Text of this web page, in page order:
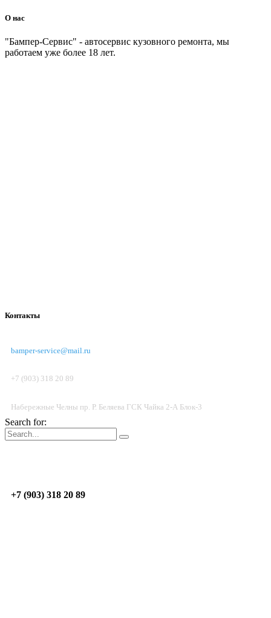
О нас
"Бампер-Сервис" - автосервис кузовного ремонта, мы
работаем уже более 18 лет.
Контакты
bamper-service@mail.ru
+7 (903) 318 20 89
Набережные Челны пр. Р. Беляева ГСК Чайка 2-А Блок-3
Search for:
+7 (903) 318 20 89